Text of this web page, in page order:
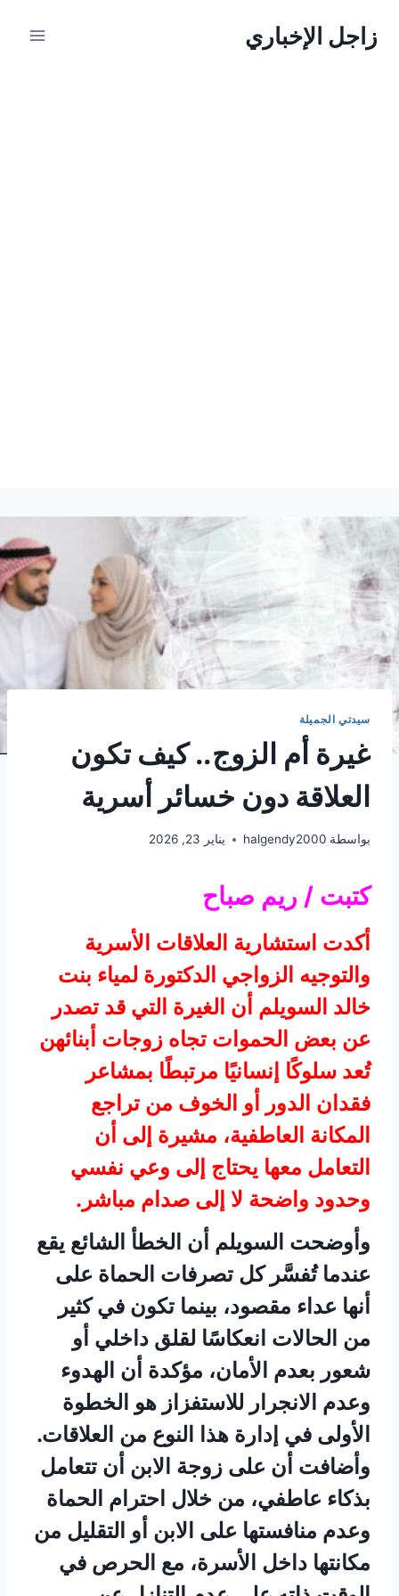
زاجل الإخباري
سيدتي الجميلة
غيرة أم الزوج.. كيف تكون
العلاقة دون خسائر أسرية
بواسطة halgendy2000 يناير 23, 2026
كتبت / ريم صباح
أكدت استشارية العلاقات الأسرية
والتوجيه الزواجي الدكتورة لمياء بنت
خالد السويلم أن الغيرة التي قد تصدر
عن بعض الحموات تجاه زوجات أبنائهن
تُعد سلوكًا إنسانيًا مرتبطًا بمشاعر
فقدان الدور أو الخوف من تراجع
المكانة العاطفية، مشيرة إلى أن
التعامل معها يحتاج إلى وعي نفسي
وحدود واضحة لا إلى صدام مباشر.
وأوضحت السويلم أن الخطأ الشائع يقع
عندما تُفسَّر كل تصرفات الحماة على
أنها عداء مقصود، بينما تكون في كثير
من الحالات انعكاسًا لقلق داخلي أو
شعور بعدم الأمان، مؤكدة أن الهدوء
وعدم الانجرار للاستفزاز هو الخطوة
الأولى في إدارة هذا النوع من العلاقات.
وأضافت أن على زوجة الابن أن تتعامل
بذكاء عاطفي، من خلال احترام الحماة
وعدم منافستها على الابن أو التقليل من
مكانتها داخل الأسرة، مع الحرص في